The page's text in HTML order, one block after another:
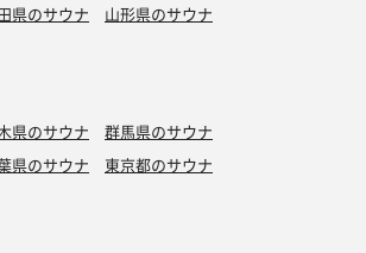
県のサウナ
山形県のサウナ
県のサウナ
群馬県のサウナ
県のサウナ
東京都のサウナ